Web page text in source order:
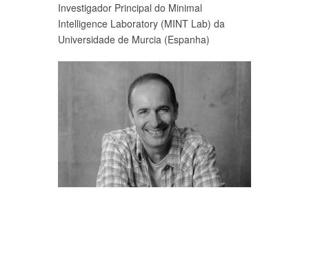
Investigador Principal do Minimal
Intelligence Laboratory (MINT Lab) da
Universidade de Murcia (Espanha)